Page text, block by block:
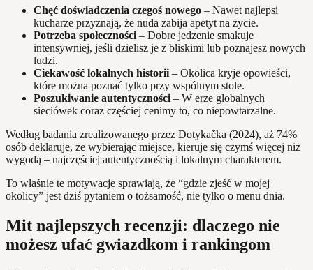
Chęć doświadczenia czegoś nowego – Nawet najlepsi
kucharze przyznają, że nuda zabija apetyt na życie.
Potrzeba społeczności – Dobre jedzenie smakuje
intensywniej, jeśli dzielisz je z bliskimi lub poznajesz nowych
ludzi.
Ciekawość lokalnych historii – Okolica kryje opowieści,
które można poznać tylko przy wspólnym stole.
Poszukiwanie autentyczności – W erze globalnych
sieciówek coraz częściej cenimy to, co niepowtarzalne.
Według badania zrealizowanego przez Dotykačka (2024), aż 74%
osób deklaruje, że wybierając miejsce, kieruje się czymś więcej niż
wygodą – najczęściej autentycznością i lokalnym charakterem.
To właśnie te motywacje sprawiają, że “gdzie zjeść w mojej
okolicy” jest dziś pytaniem o tożsamość, nie tylko o menu dnia.
Mit najlepszych recenzji: dlaczego nie
możesz ufać gwiazdkom i rankingom